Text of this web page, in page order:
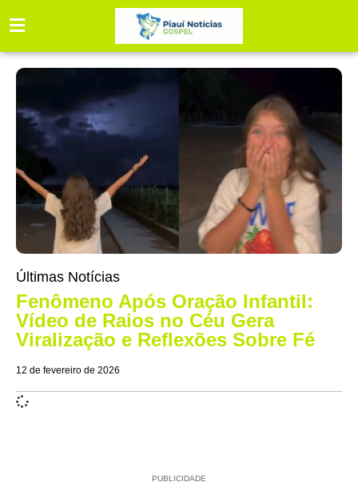
Últimas Notícias
Fenômeno Após Oração Infantil:
Vídeo de Raios no Céu Gera
Viralização e Reflexões Sobre Fé
12 de fevereiro de 2026
PUBLICIDADE